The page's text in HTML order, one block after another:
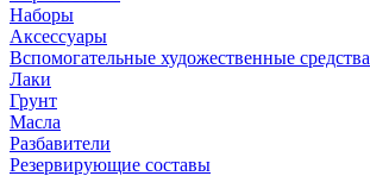
Наборы
Аксессуары
Вспомогательные художественные средства
Лаки
Грунт
Масла
Разбавители
Резервирующие составы